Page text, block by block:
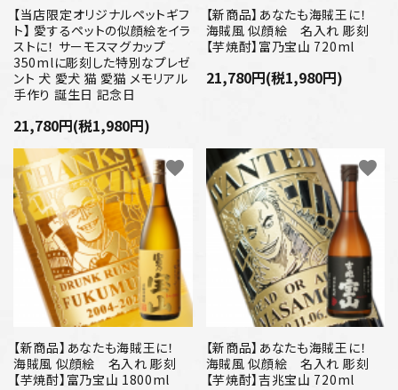
【当店限定オリジナルペットギフ
ト】 愛するペットの似顔絵をイラ
ストに！ サーモスマグカップ
350mlに彫刻した特別なプレゼ
ント 犬 愛犬 猫 愛猫 メモリアル
手作り 誕生日 記念日
21,780円(税1,980円)
【新商品】あなたも海賊王に！
海賊風 似顔絵 名入れ 彫刻
【芋焼酎】富乃宝山 720ml
21,780円(税1,980円)
【新商品】あなたも海賊王に！
海賊風 似顔絵 名入れ 彫刻
【芋焼酎】富乃宝山 1800ml
favorite
【新商品】あなたも海賊王に！
海賊風 似顔絵 名入れ 彫刻
【芋焼酎】吉兆宝山 720ml
favorite